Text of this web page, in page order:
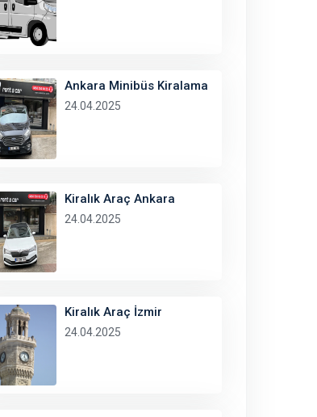
Ankara Minibüs Kiralama
24.04.2025
Kiralık Araç Ankara
24.04.2025
Kiralık Araç İzmir
24.04.2025